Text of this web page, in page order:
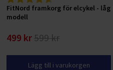
FitNord framkorg för elcykel - låg
modell
499 kr 599 kr
Lägg till i varukorgen